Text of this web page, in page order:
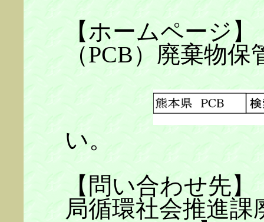
【ホームページ
（PCB）廃棄物
い。
【問い合わせ先
局循環社会推進